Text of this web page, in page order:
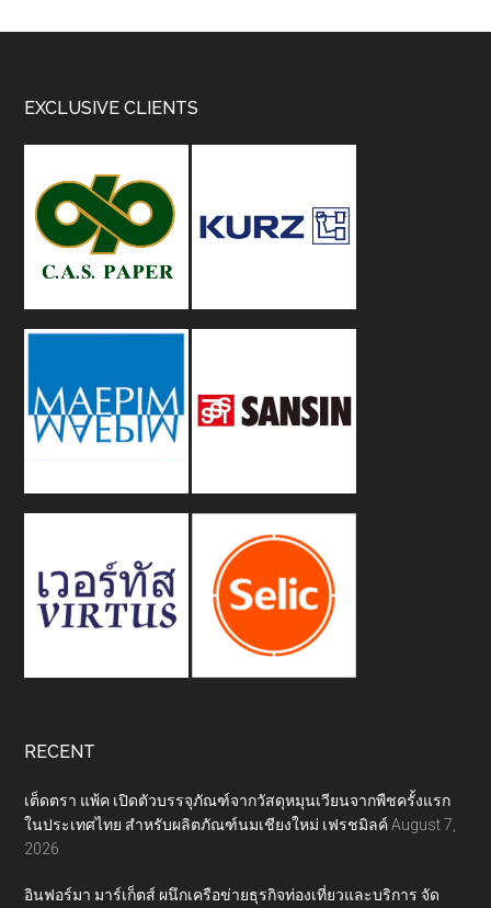
Footer
EXCLUSIVE CLIENTS
RECENT
เต็ดตรา แพ้ค เปิดตัวบรรจุภัณฑ์จากวัสดุหมุนเวียนจากพืชครั้งแรก
ในประเทศไทย สำหรับผลิตภัณฑ์นมเชียงใหม่ เฟรชมิลค์ August 7,
2026
อินฟอร์มา มาร์เก็ตส์ ผนึกเครือข่ายธุรกิจท่องเที่ยวและบริการ จัด